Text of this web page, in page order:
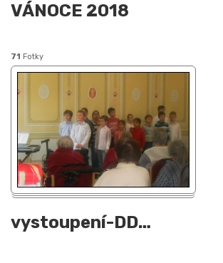
VÁNOCE 2018
71 Fotky
vystoupení-DD…